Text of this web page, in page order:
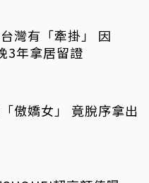
灣有「牽掛」 因
3年拿居留證
傲嬌女」 竟脫序拿出